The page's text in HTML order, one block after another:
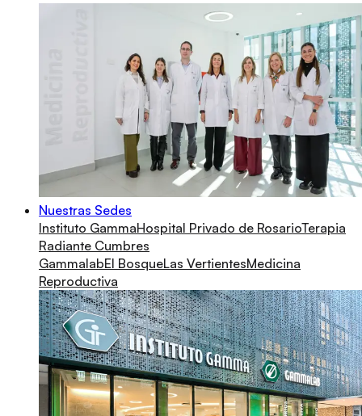
Nuestras Sedes
Instituto GammaHospital Privado de RosarioTerapia
Radiante Cumbres
GammalabEl BosqueLas VertientesMedicina
Reproductiva